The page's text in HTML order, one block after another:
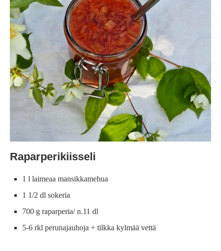
Raparperikiisseli
1 l laimeaa mansikkamehua
1 1/2 dl sokeria
700 g raparperia/ n.11 dl
5-6 rkl perunajauhoja + tilkka kylmää vettä